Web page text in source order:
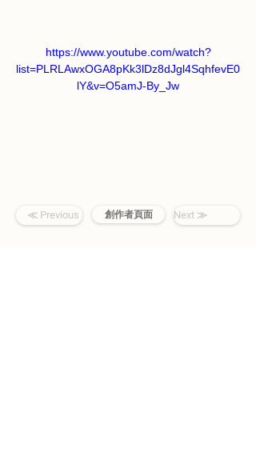
https://www.youtube.com/watch?
list=PLRLAwxOGA8pKk3lDz8dJgl4SqhfevE0
lY&v=O5amJ-By_Jw
≪ Previous 創作者頁面 Next ≫